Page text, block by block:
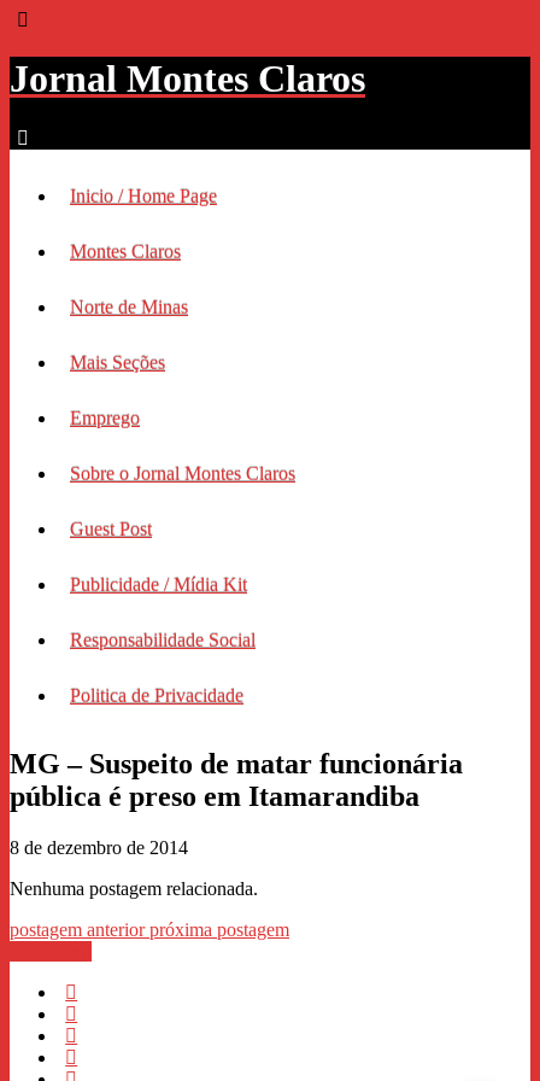
Jornal Montes Claros
Inicio / Home Page
Montes Claros
Norte de Minas
Mais Seções
Emprego
Sobre o Jornal Montes Claros
Guest Post
Publicidade / Mídia Kit
Responsabilidade Social
Politica de Privacidade
MG – Suspeito de matar funcionária
pública é preso em Itamarandiba
8 de dezembro de 2014
Nenhuma postagem relacionada.
postagem anteriorpróxima postagem